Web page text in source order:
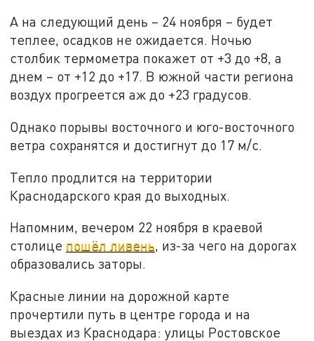
А на следующий день – 24 ноября – будет
теплее, осадков не ожидается. Ночью
столбик термометра покажет от +3 до +8, а
днем – от +12 до +17. В южной части региона
воздух прогреется аж до +23 градусов.
Однако порывы восточного и юго-восточного
ветра сохранятся и достигнут до 17 м/с.
Тепло продлится на территории
Краснодарского края до выходных.
Напомним, вечером 22 ноября в краевой
столице пошёл ливень, из-за чего на дорогах
образовались заторы.
Красные линии на дорожной карте
прочертили путь в центре города и на
выездах из Краснодара: улицы Ростовское